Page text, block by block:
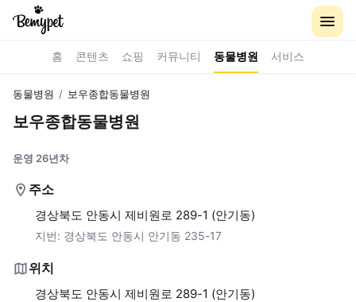
홈 콘텐츠 쇼핑 커뮤니티 동물병원 서비스
동물병원 / 보우종합동물병원
보우종합동물병원
운영 26년차
주소
경상북도 안동시 제비원로 289-1 (안기동)
지번: 경상북도 안동시 안기동 235-17
위치
경상북도 안동시 제비원로 289-1 (안기동)